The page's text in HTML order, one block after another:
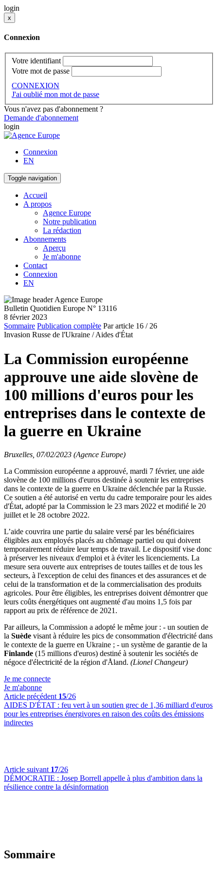
login
x
Connexion
Votre identifiant
Votre mot de passe
CONNEXION
J'ai oublié mon mot de passe
Vous n'avez pas d'abonnement ?
Demande d'abonnement
login
Connexion
EN
Toggle navigation
Accueil
A propos
Agence Europe
Notre publication
La rédaction
Abonnements
Aperçu
Je m'abonne
Contact
Connexion
EN
Bulletin Quotidien Europe N° 13116
8 février 2023
Sommaire Publication complète Par article 16 / 26
Invasion Russe de l'Ukraine / Aides d'État
La Commission européenne
approuve une aide slovène de
100 millions d'euros pour les
entreprises dans le contexte de
la guerre en Ukraine
Bruxelles, 07/02/2023 (Agence Europe)
La Commission européenne a approuvé, mardi 7 février, une aide
slovène de 100 millions d'euros destinée à soutenir les entreprises
dans le contexte de la guerre en Ukraine déclenchée par la Russie.
Ce soutien a été autorisé en vertu du cadre temporaire pour les aides
d'État, adopté par la Commission le 23 mars 2022 et modifié le 20
juillet et le 28 octobre 2022.
L’aide couvrira une partie du salaire versé par les bénéficiaires
éligibles aux employés placés au chômage partiel ou qui doivent
temporairement réduire leur temps de travail. Le dispositif vise donc
à préserver les niveaux d'emploi et à éviter les licenciements. La
mesure sera ouverte aux entreprises de toutes tailles et de tous les
secteurs, à l'exception de celui des finances et des assurances et de
celui de la transformation et de la commercialisation des produits
agricoles. Pour être éligibles, les entreprises doivent démontrer que
leurs coûts énergétiques ont augmenté d'au moins 1,5 fois par
rapport au prix de référence de 2021.
Par ailleurs, la Commission a adopté le même jour : - un soutien de
la Suède visant à réduire les pics de consommation d'électricité dans
le contexte de la guerre en Ukraine ; - un système de garantie de la
Finlande (15 millions d'euros) destiné à soutenir les sociétés de
négoce d'électricité de la région d'Åland. (Lionel Changeur)
Je me connecte
Je m'abonne
Article précédent 15/26
AIDES D'ÉTAT : feu vert à un soutien grec de 1,36 milliard d'euros
pour les entreprises énergivores en raison des coûts des émissions
indirectes
Article suivant 17/26
DÉMOCRATIE : Josep Borrell appelle à plus d'ambition dans la
résilience contre la désinformation
Sommaire